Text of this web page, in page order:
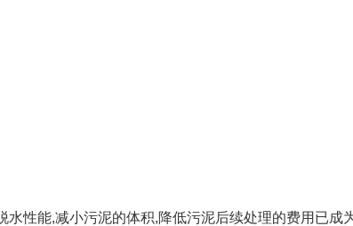
性能,减小污泥的体积,降低污泥后续处理的费用已成